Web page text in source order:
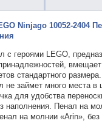
Ninjago 10052-2404
с героями LEGO,
стандартного
не займет много места в
для удобства
наполнения. Пенал на
на молнии «Arin»,